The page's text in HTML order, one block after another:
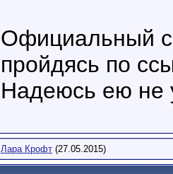
Официальный
пройдясь по
Надеюсь ею не
Лара Крофт (27.05.2015)